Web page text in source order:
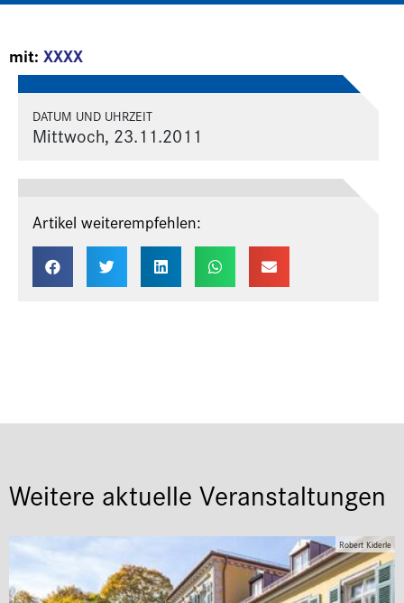
mit: XXXX
DATUM UND UHRZEIT
Mittwoch, 23.11.2011
Artikel weiterempfehlen:
Weitere aktuelle Veranstaltungen
Robert Kiderle